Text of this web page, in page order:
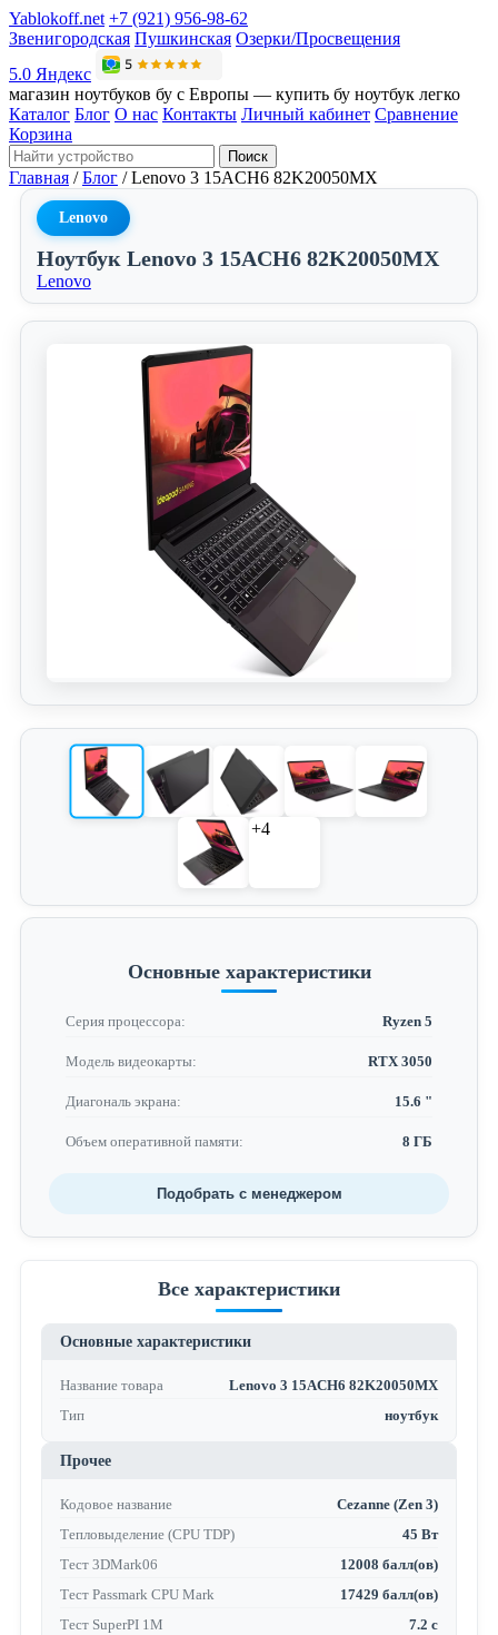
Yablokoff.net +7 (921) 956-98-62
Звенигородская Пушкинская Озерки/Просвещения
5.0 Яндекс
магазин ноутбуков бу с Европы — купить бу ноутбук легко
Каталог Блог О нас Контакты Личный кабинет Сравнение
Корзина
Поиск
Главная / Блог / Lenovo 3 15ACH6 82K20050MX
Lenovo
Ноутбук Lenovo 3 15ACH6 82K20050MX
Lenovo
+4
Основные характеристики
Серия процессора: Ryzen 5
Модель видеокарты: RTX 3050
Диагональ экрана: 15.6 "
Объем оперативной памяти: 8 ГБ
Подобрать с менеджером
Все характеристики
Основные характеристики
Название товара
Lenovo 3 15ACH6 82K20050MX
Тип
ноутбук
Прочее
Кодовое название
Cezanne (Zen 3)
Тепловыделение (CPU TDP)
45 Вт
Тест 3DMark06
12008 балл(ов)
Тест Passmark CPU Mark
17429 балл(ов)
Тест SuperPI 1M
7.2 с